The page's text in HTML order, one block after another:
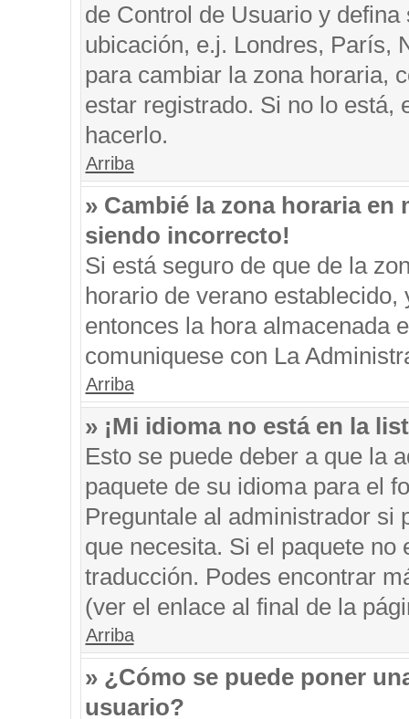
de Control de Usuario y
ubicación, e.j. Londres, París,
para cambiar la zona horaria,
estar registrado. Si no lo está,
hacerlo.
Arriba
» Cambié la zona horaria
siendo incorrecto!
Si está seguro de que de la
horario de verano
entonces la hora almacenada
comuniquese con La
Arriba
» ¡Mi idioma no está en la
Esto se puede deber a que la
paquete de su idioma para el
Preguntale al administrador si
que necesita. Si el paquete
traducción. Podes encontrar
(ver el enlace al final de la
Arriba
» ¿Cómo se puede poner
usuario?